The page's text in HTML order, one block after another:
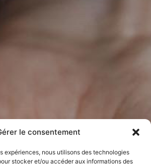
le consentement
expériences, nous utilisons des technologies
stocker et/ou accéder aux informations des